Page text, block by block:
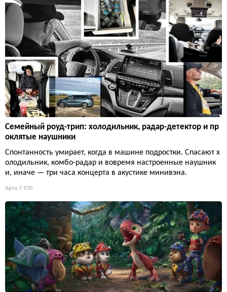
Семейный роуд-трип: холодильник, радар-детектор и пр
оклятые наушники
Спонтанность умирает, когда в машине подростки. Спасают х
олодильник, комбо-радар и вовремя настроенные наушник
и, иначе — три часа концерта в акустике минивэна.
Авто 7 970